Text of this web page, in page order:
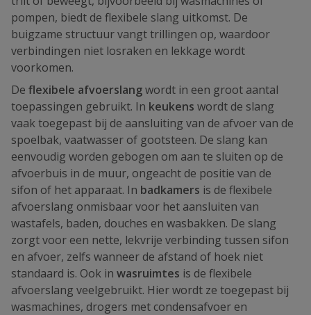
pompen, biedt de flexibele slang uitkomst. De
buigzame structuur vangt trillingen op, waardoor
verbindingen niet losraken en lekkage wordt
voorkomen.
De flexibele afvoerslangwordt in een groot aantal
toepassingen gebruikt. In keukens wordt de slang
vaak toegepast bij de aansluiting van de afvoer van de
spoelbak, vaatwasser of gootsteen. De slang kan
eenvoudig worden gebogen om aan te sluiten op de
afvoerbuis in de muur, ongeacht de positie van de
sifon of het apparaat. In badkamers is de flexibele
afvoerslang onmisbaar voor het aansluiten van
wastafels, baden, douches en wasbakken. De slang
zorgt voor een nette, lekvrije verbinding tussen sifon
en afvoer, zelfs wanneer de afstand of hoek niet
standaard is. Ook in wasruimtes is de flexibele
afvoerslang veelgebruikt. Hier wordt ze toegepast bij
wasmachines, drogers met condensafvoer en